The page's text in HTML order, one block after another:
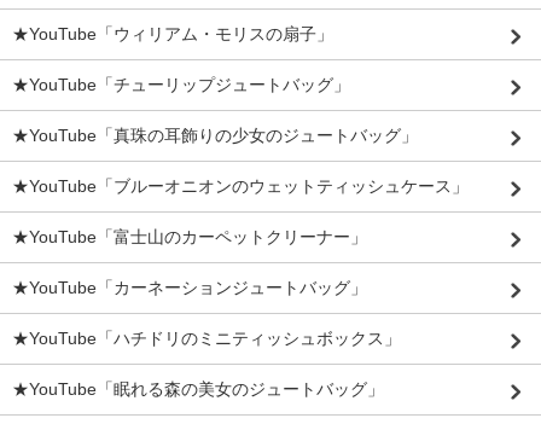
★YouTube「ウィリアム・モリスの扇子」
★YouTube「チューリップジュートバッグ」
★YouTube「真珠の耳飾りの少女のジュートバッグ」
★YouTube「ブルーオニオンのウェットティッシュケース」
★YouTube「富士山のカーペットクリーナー」
★YouTube「カーネーションジュートバッグ」
★YouTube「ハチドリのミニティッシュボックス」
★YouTube「眠れる森の美女のジュートバッグ」